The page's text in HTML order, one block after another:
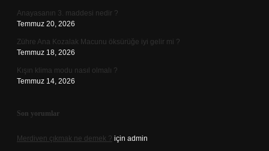
Anayasanın 3. maddesi nedir ?
Temmuz 20, 2026
Zühre Ana Kozalak Macunu öksürüğe iyi gelir mi ?
Temmuz 18, 2026
Kışın klima modu nasıl olmalı ?
Temmuz 14, 2026
Son yorumlar
Merdiven çıkmak ne demek ? için admin